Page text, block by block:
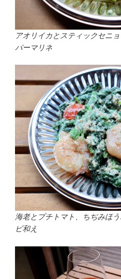
アオリイカとスティックセニ
パーマリネ
海老とプチトマト、ちぢみほ
ビ和え